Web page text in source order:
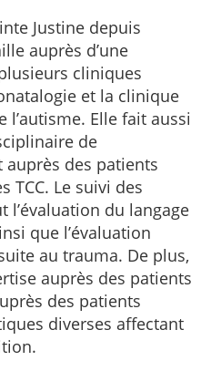
Justine depuis
auprès d’une
cliniques
et la clinique
Elle fait aussi
de
des patients
TCC. Le suivi des
du langage
que l’évaluation
au trauma. De plus,
auprès des patients
des patients
diverses affectant